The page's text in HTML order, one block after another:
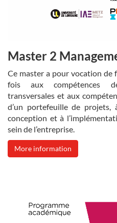
Master 2
Ce master a pour vocation de
fois aux compétences
transversales et aux
d’un portefeuille de projets,
conception et à
sein de l’entreprise.
More information